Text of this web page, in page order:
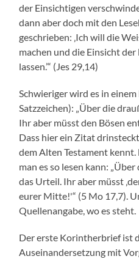
der Einsichtigen
dann aber doch mit den
geschrieben: ‚Ich will die
machen und die Einsicht
lassen.’“ (Jes 29,14)
Schwieriger wird es in
Satzzeichen): „Über die
Ihr aber müsst den Bösen
Dass hier ein Zitat
dem Alten Testament kennt.
man es so lesen kann:
das Urteil. Ihr aber müsst
eurer Mitte!'“ (5 Mo 17,7).
Quellenangabe, wo es steht.
Der erste Korintherbrief ist
Auseinandersetzung mit